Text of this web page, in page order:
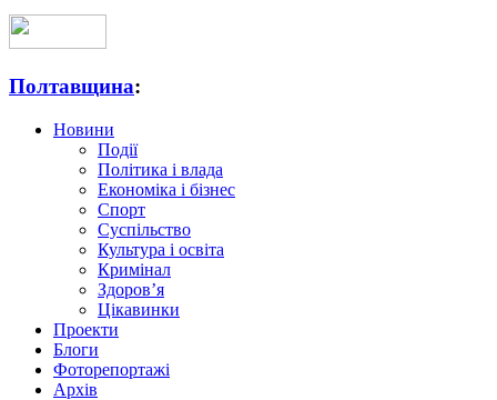
Полтавщина:
Новини
Події
Політика і влада
Економіка і бізнес
Спорт
Суспільство
Культура і освіта
Кримінал
Здоров’я
Цікавинки
Проекти
Блоги
Фоторепортажі
Архів